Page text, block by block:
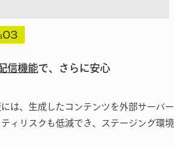
03
信機能で、さらに安心
は、生成したコンテンツを外部サーバ
ィリスクも低減でき、ステージング環